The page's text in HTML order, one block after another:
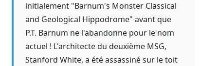
initialement "Barnum's Monster Classical
and Geological Hippodrome" avant que
P.T. Barnum ne l'abandonne pour le nom
actuel ! L'architecte du deuxième MSG,
Stanford White, a été assassiné sur le toit